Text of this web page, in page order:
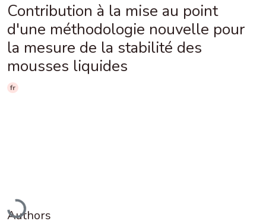
Contribution à la mise au point
d'une méthodologie nouvelle pour
la mesure de la stabilité des
mousses liquides
fr
Loading...
Authors